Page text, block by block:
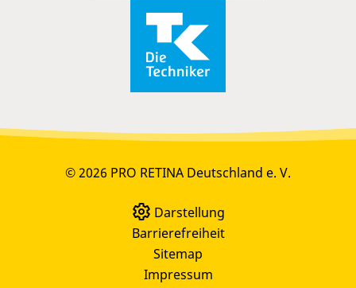
© 2026 PRO RETINA Deutschland e. V.
Darstellung
Barrierefreiheit
Sitemap
Impressum